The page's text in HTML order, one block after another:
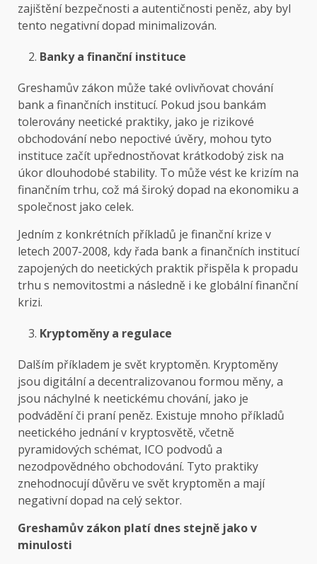
zajištění bezpečnosti a autentičnosti peněz, aby byl
tento negativní dopad minimalizován.
Banky a finanční instituce
Greshamův zákon může také ovlivňovat chování
bank a finančních institucí. Pokud jsou bankám
tolerovány neetické praktiky, jako je rizikové
obchodování nebo nepoctivé úvěry, mohou tyto
instituce začít upřednostňovat krátkodobý zisk na
úkor dlouhodobé stability. To může vést ke krizím na
finančním trhu, což má široký dopad na ekonomiku a
společnost jako celek.
Jedním z konkrétních příkladů je finanční krize v
letech 2007-2008, kdy řada bank a finančních institucí
zapojených do neetických praktik přispěla k propadu
trhu s nemovitostmi a následně i ke globální finanční
krizi.
Kryptoměny a regulace
Dalším příkladem je svět kryptoměn. Kryptoměny
jsou digitální a decentralizovanou formou měny, a
jsou náchylné k neetickému chování, jako je
podvádění či praní peněz. Existuje mnoho příkladů
neetického jednání v kryptosvětě, včetně
pyramidových schémat, ICO podvodů a
nezodpovědného obchodování. Tyto praktiky
znehodnocují důvěru ve svět kryptoměn a mají
negativní dopad na celý sektor.
Greshamův zákon platí dnes stejně jako v
minulosti